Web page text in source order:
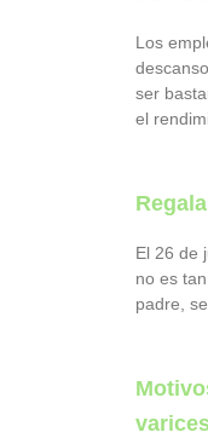
Los
ser
el
El 26 de
no es
padre,